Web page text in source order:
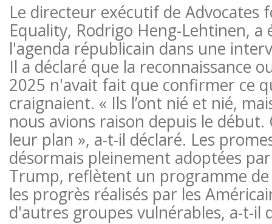
Le directeur exécutif de Advocates
Equality, Rodrigo Heng-Lehtinen, a
l'agenda républicain dans une
Il a déclaré que la reconnaissance
2025 n'avait fait que confirmer ce
craignaient. « Ils l’ont nié et nié,
nous avions raison depuis le début.
leur plan », a-t-il déclaré. Les
désormais pleinement adoptées
Trump, reflètent un programme
les progrès réalisés par les
d'autres groupes vulnérables, a-t-il